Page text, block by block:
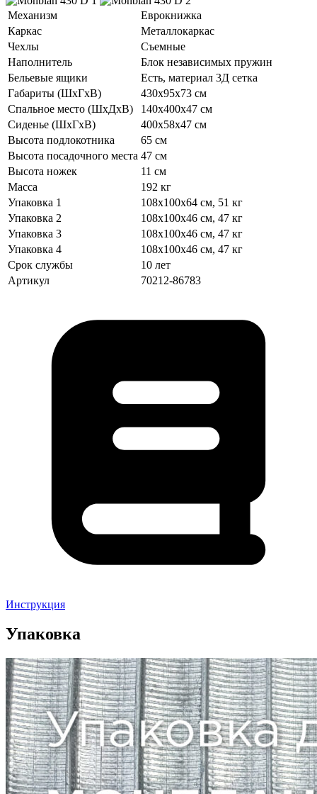
Механизм
Еврокнижка
Каркас
Металлокаркас
Чехлы
Съемные
Наполнитель
Блок независимых пружин
Бельевые ящики
Есть, материал 3Д сетка
Габариты (ШхГхВ)
430х95х73 см
Спальное место (ШхДхВ)
140х400х47 см
Сиденье (ШхГхВ)
400х58х47 см
Высота подлокотника
65 см
Высота посадочного места 47 см
Высота ножек
11 см
Масса
192 кг
Упаковка 1
108х100х64 см, 51 кг
Упаковка 2
108х100х46 см, 47 кг
Упаковка 3
108х100х46 см, 47 кг
Упаковка 4
108х100х46 см, 47 кг
Срок службы
10 лет
Артикул
70212-86783
Инструкция
Упаковка